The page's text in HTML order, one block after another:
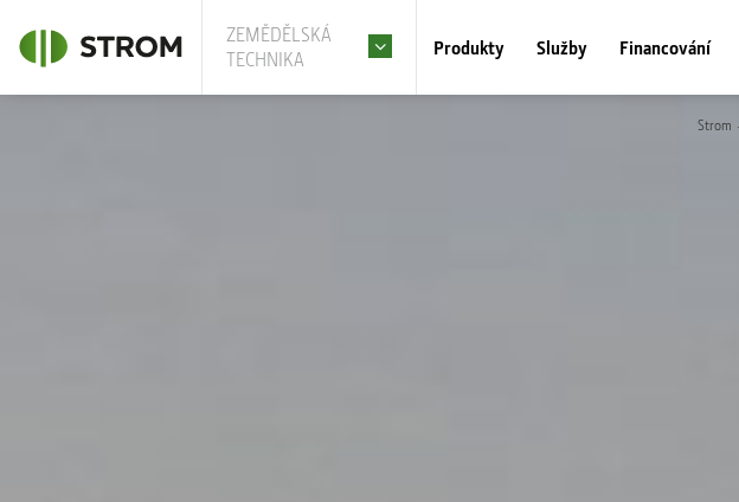
ZEMĚDĚLSKÁ
TECHNIKA
Produkty Služby Financování
Strom